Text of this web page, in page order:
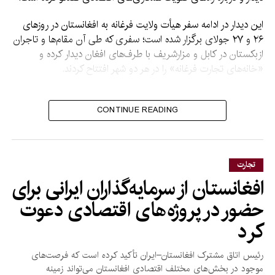
این دیدار در ادامه سفر هیأت ولایت فرغانه به افغانستان در روزهای
۲۶ و ۲۷ جولای برگزار شده است؛ سفری که طی آن مقام‌ها و تاجران
ازبکستان در کابل و مزارشریف با طرف‌های افغان دیدار کرده و
«خانه‌های تجارت فرغانه» را در هر دو شهر افتتاح کردند.
بر اساس اعلامیه اداره محلی
فرغانه، دو طرف توافق کرده‌اند
که اجرای پروژه‌های مشترک
سرمایه‌گذاری را تسریع کرده،
حجم تجارت دوجانبه را
افزایش دهند و همکاری‌های
اقتصادی را به سطح تازه‌ای ارتقا
بخشند.
CONTINUE READING
تجارت
افغانستان از سرمایه‌گذاران ایرانی برای
حضور در پروژه‌های اقتصادی دعوت
کرد
رئیس اتاق مشترک افغانستان–ایران تأکید کرده است که فرصت‌های
موجود در بخش‌های مختلف اقتصادی افغانستان می‌تواند زمینه